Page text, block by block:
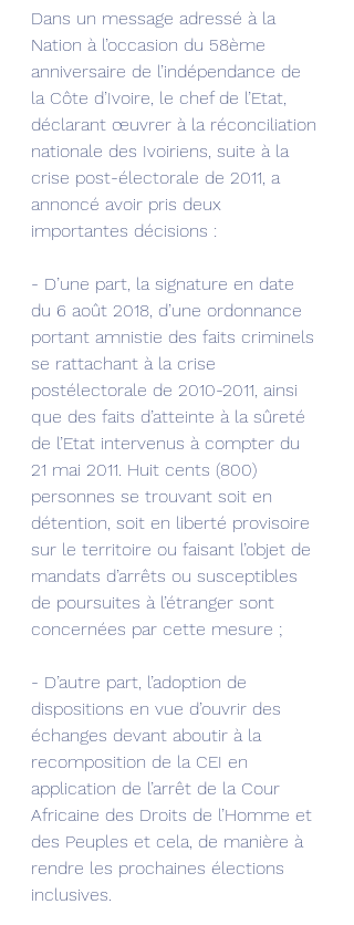
Dans un message adressé à la
Nation à l’occasion du 58ème
anniversaire de l’indépendance de
la Côte d’Ivoire, le chef de l’Etat,
déclarant œuvrer à la réconciliation
nationale des Ivoiriens, suite à la
crise post-électorale de 2011, a
annoncé avoir pris deux
importantes décisions :
- D’une part, la signature en date
du 6 août 2018, d’une ordonnance
portant amnistie des faits criminels
se rattachant à la crise
postélectorale de 2010-2011, ainsi
que des faits d’atteinte à la sûreté
de l’Etat intervenus à compter du
21 mai 2011. Huit cents (800)
personnes se trouvant soit en
détention, soit en liberté provisoire
sur le territoire ou faisant l’objet de
mandats d’arrêts ou susceptibles
de poursuites à l’étranger sont
concernées par cette mesure ;
- D’autre part, l’adoption de
dispositions en vue d’ouvrir des
échanges devant aboutir à la
recomposition de la CEI en
application de l’arrêt de la Cour
Africaine des Droits de l’Homme et
des Peuples et cela, de manière à
rendre les prochaines élections
inclusives.